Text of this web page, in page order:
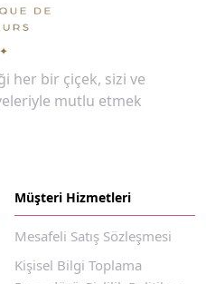
her bir çiçek, sizi ve
mutlu etmek
Müşteri Hizmetleri
Mesafeli Satış Sözleşmesi
Kişisel Bilgi Toplama